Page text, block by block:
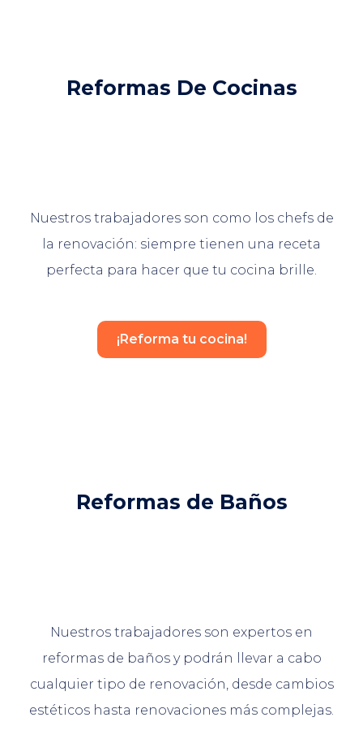
Reformas De Cocinas
Nuestros trabajadores son como los chefs de
la renovación: siempre tienen una receta
perfecta para hacer que tu cocina brille.
¡Reforma tu cocina!
Reformas de Baños
Nuestros trabajadores son expertos en
reformas de baños y podrán llevar a cabo
cualquier tipo de renovación, desde cambios
estéticos hasta renovaciones más complejas.